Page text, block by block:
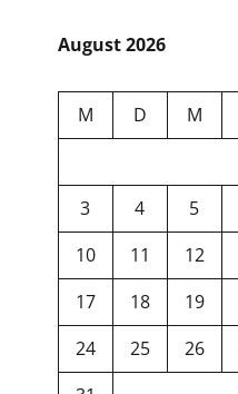
August 2026
M D M
3
4 5
10
11 12
17
18 19
24
25 26